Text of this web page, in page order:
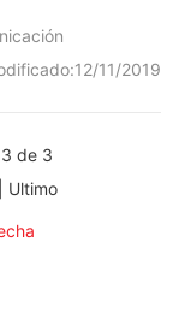
12/11/2019
de 3
Ultimo